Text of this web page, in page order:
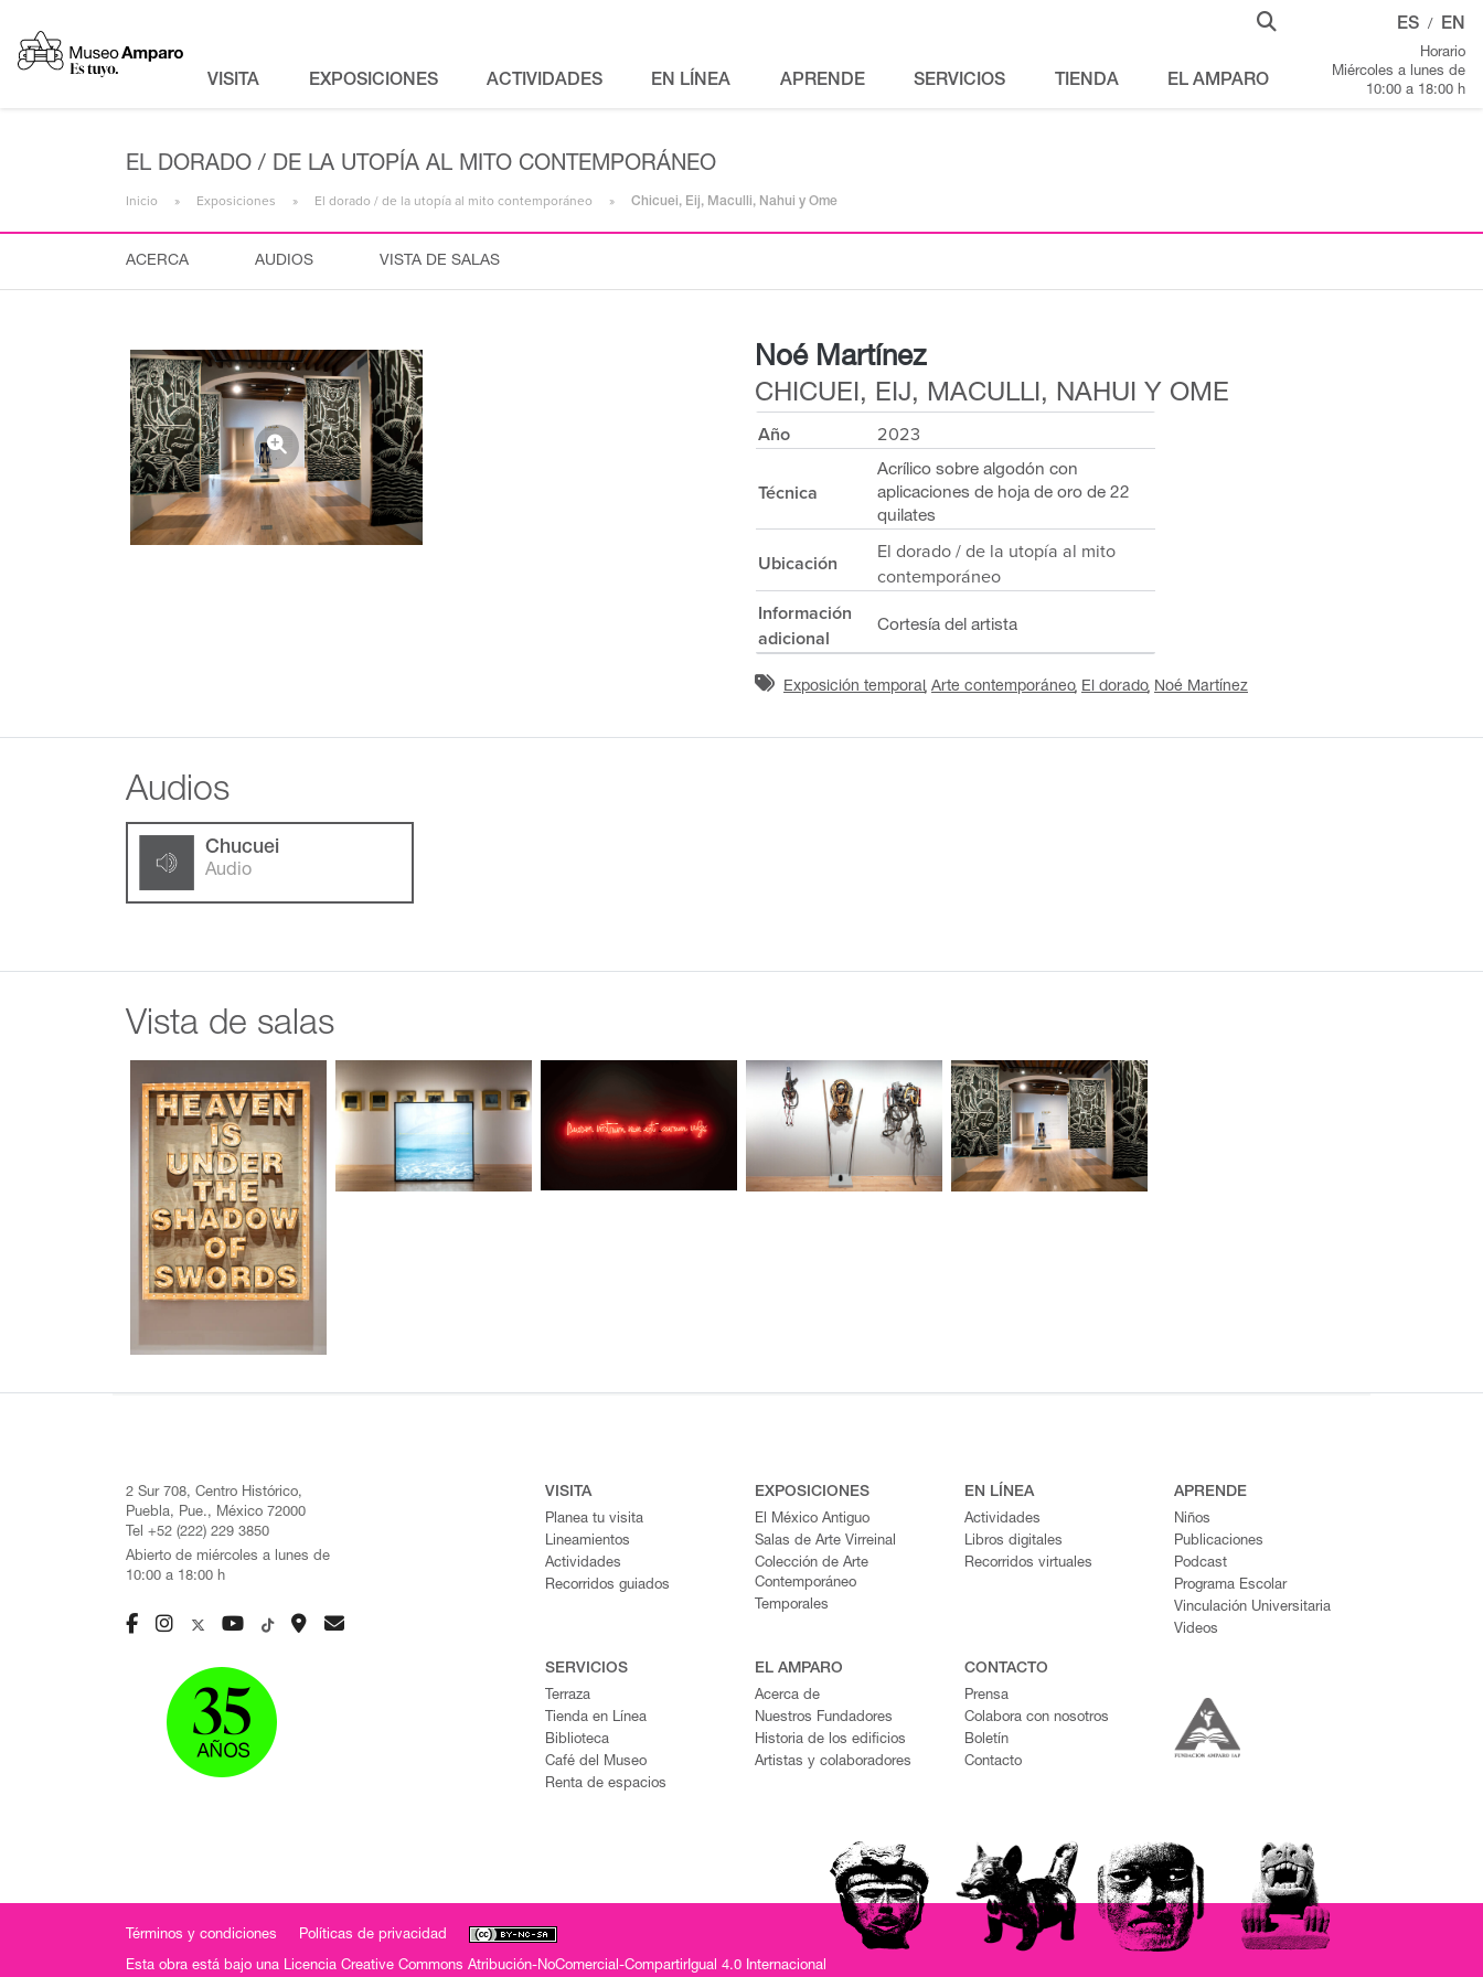
VISITA EXPOSICIONES ACTIVIDADES EN LÍNEA APRENDE SERVICIOS TIENDA EL AMPARO
ES / EN
Horario
Miércoles a lunes de
10:00 a 18:00 h
EL DORADO / DE LA UTOPÍA AL MITO CONTEMPORÁNEO
Inicio Exposiciones El dorado / de la utopía al mito contemporáneo Chicuei, Eij, Maculli, Nahui y Ome
ACERCA AUDIOS VISTA DE SALAS
Noé Martínez
CHICUEI, EIJ, MACULLI, NAHUI Y OME
Año 2023
Técnica
Acrílico sobre algodón con
aplicaciones de hoja de oro de 22
quilates
Ubicación
El dorado / de la utopía al mito
contemporáneo
Información
adicional
Cortesía del artista
Exposición temporal Arte contemporáneo El dorado Noé Martínez
Audios
Chucuei
Audio
Vista de salas
2 Sur 708, Centro Histórico,
Puebla, Pue., México 72000
Tel +52 (222) 229 3850
Abierto de miércoles a lunes de
10:00 a 18:00 h
VISITA
Planea tu visita
Lineamientos
Actividades
Recorridos guiados
EXPOSICIONES
El México Antiguo
Salas de Arte Virreinal
Colección de Arte
Contemporáneo
Temporales
EN LÍNEA
Actividades
Libros digitales
Recorridos virtuales
APRENDE
Niños
Publicaciones
Podcast
Programa Escolar
Vinculación Universitaria
Videos
SERVICIOS
Terraza
Tienda en Línea
Biblioteca
Café del Museo
Renta de espacios
EL AMPARO
Acerca de
Nuestros Fundadores
Historia de los edificios
Artistas y colaboradores
CONTACTO
Prensa
Colabora con nosotros
Boletín
Contacto
Términos y condiciones Políticas de privacidad
Esta obra está bajo una Licencia Creative Commons Atribución-NoComercial-CompartirIgual 4.0 Internacional